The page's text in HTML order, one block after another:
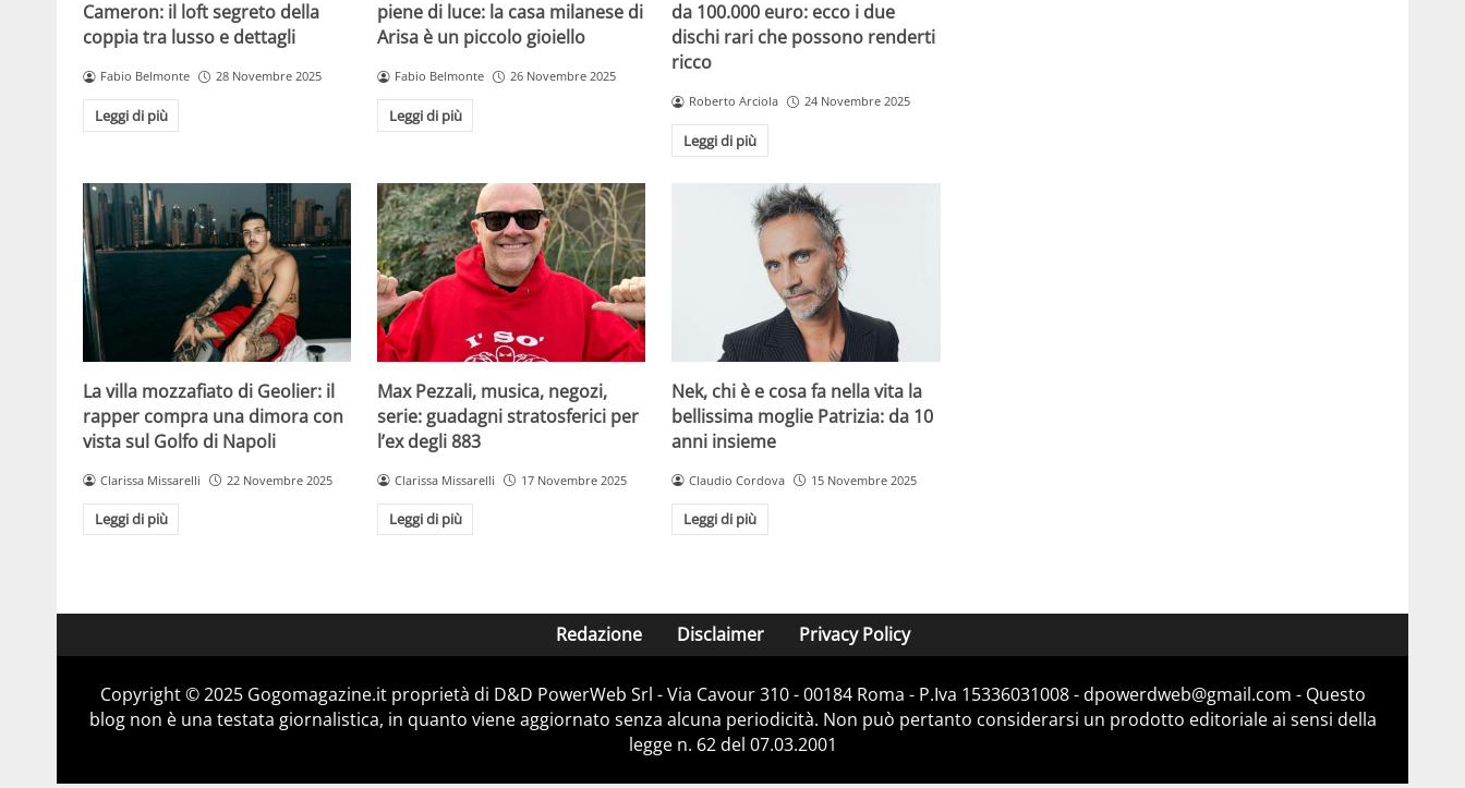
Cameron: il loft segreto della
coppia tra lusso e dettagli
Fabio Belmonte 28 Novembre 2025
Leggi di più
piene di luce: la casa milanese di
Arisa è un piccolo gioiello
Fabio Belmonte 26 Novembre 2025
Leggi di più
da 100.000 euro: ecco i due
dischi rari che possono renderti
ricco
Roberto Arciola 24 Novembre 2025
Leggi di più
La villa mozzafiato di Geolier: il
rapper compra una dimora con
vista sul Golfo di Napoli
Clarissa Missarelli 22 Novembre 2025
Leggi di più
Max Pezzali, musica, negozi,
serie: guadagni stratosferici per
l’ex degli 883
Clarissa Missarelli 17 Novembre 2025
Leggi di più
Nek, chi è e cosa fa nella vita la
bellissima moglie Patrizia: da 10
anni insieme
Claudio Cordova 15 Novembre 2025
Leggi di più
Redazione Disclaimer Privacy Policy
Copyright © 2025 Gogomagazine.it proprietà di D&D PowerWeb Srl - Via Cavour 310 - 00184 Roma - P.Iva 15336031008 - dpowerdweb@gmail.com - Questo
blog non è una testata giornalistica, in quanto viene aggiornato senza alcuna periodicità. Non può pertanto considerarsi un prodotto editoriale ai sensi della
legge n. 62 del 07.03.2001